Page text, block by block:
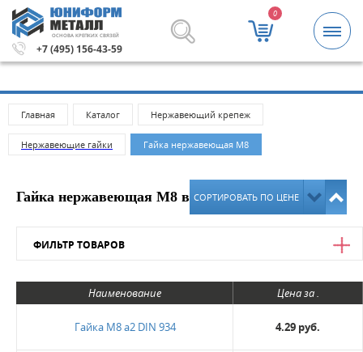
ОСНОВА КРЕПКИХ СВЯЗЕЙ
+7 (495) 156-43-59
0
5000 рублей.Метизы и крепежные изделия оптом.
Главная Каталог Нержавеющий крепеж
Нержавеющие гайки Гайка нержавеющая М8
Гайка нержавеющая М8 в МосквеСОРТИРОВАТЬ ПО ЦЕНЕ
ФИЛЬТР ТОВАРОВ
Цена
Наименование Цена за .
Гайка М8 а2 DIN 934 4.29 руб.